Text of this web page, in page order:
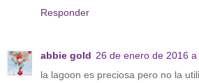
Responder
abbie gold 26 de enero de 2016 a
la lagoon es preciosa pero no la